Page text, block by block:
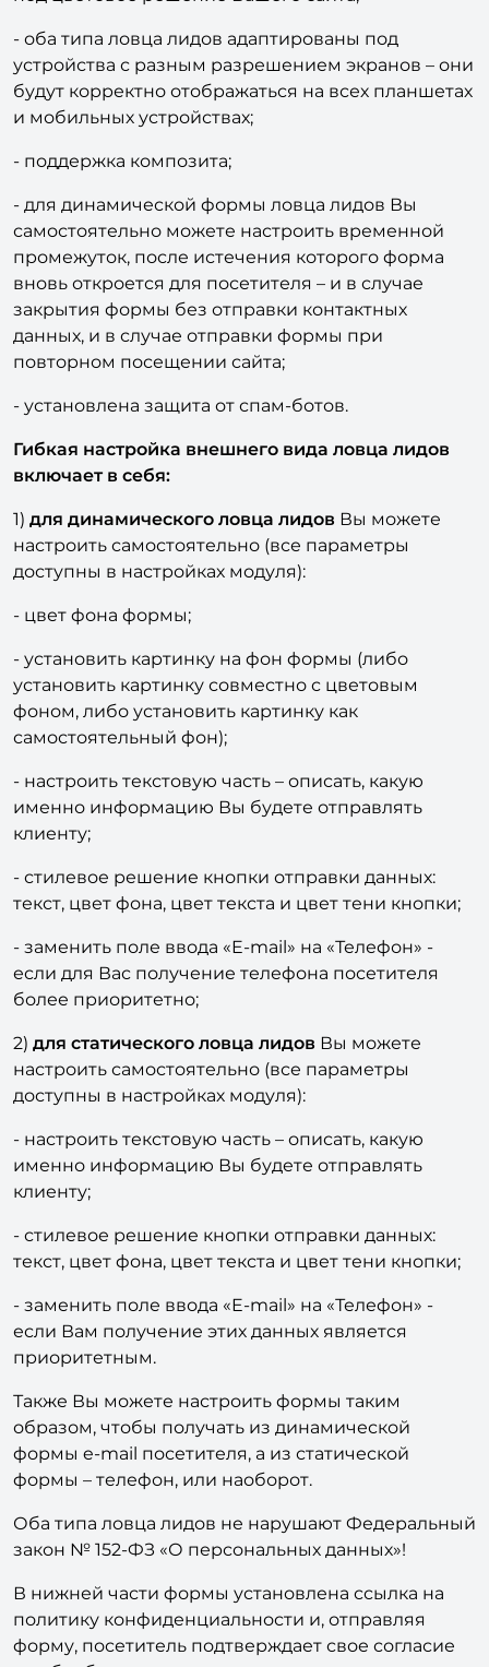
- гибкая настройка внешнего вида ловца лидов
под цветовое решение Вашего сайта;
- оба типа ловца лидов адаптированы под
устройства с разным разрешением экранов – они
будут корректно отображаться на всех планшетах
и мобильных устройствах;
- поддержка композита;
- для динамической формы ловца лидов Вы
самостоятельно можете настроить временной
промежуток, после истечения которого форма
вновь откроется для посетителя – и в случае
закрытия формы без отправки контактных
данных, и в случае отправки формы при
повторном посещении сайта;
- установлена защита от спам-ботов.
Гибкая настройка внешнего вида ловца лидов
включает в себя:
1)для динамического ловца лидовВы можете
настроить самостоятельно (все параметры
доступны в настройках модуля):
- цвет фона формы;
- установить картинку на фон формы (либо
установить картинку совместно с цветовым
фоном, либо установить картинку как
самостоятельный фон);
- настроить текстовую часть – описать, какую
именно информацию Вы будете отправлять
клиенту;
- стилевое решение кнопки отправки данных:
текст, цвет фона, цвет текста и цвет тени кнопки;
- заменить поле ввода «E-mail» на «Телефон» -
если для Вас получение телефона посетителя
более приоритетно;
2)для статического ловца лидовВы можете
настроить самостоятельно (все параметры
доступны в настройках модуля):
- настроить текстовую часть – описать, какую
именно информацию Вы будете отправлять
клиенту;
- стилевое решение кнопки отправки данных:
текст, цвет фона, цвет текста и цвет тени кнопки;
- заменить поле ввода «E-mail» на «Телефон» -
если Вам получение этих данных является
приоритетным.
Также Вы можете настроить формы таким
образом, чтобы получать из динамической
формы e-mail посетителя, а из статической
формы – телефон, или наоборот.
Оба типа ловца лидов не нарушают Федеральный
закон № 152-ФЗ «О персональных данных»!
В нижней части формы установлена ссылка на
политику конфиденциальности и, отправляя